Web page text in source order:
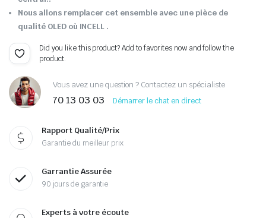
Nous allons remplacer cet ensemble avec une pièce de
qualité OLED où INCELL .
Did you like this product? Add to favorites now and follow the
product.
Vous avez une question ? Contactez un spécialiste
70 13 03 03 Démarrer le chat en direct
Rapport Qualité/Prix
Garantie du meilleur prix
Garrantie Assurée
90 jours de garantie
Experts à votre écoute